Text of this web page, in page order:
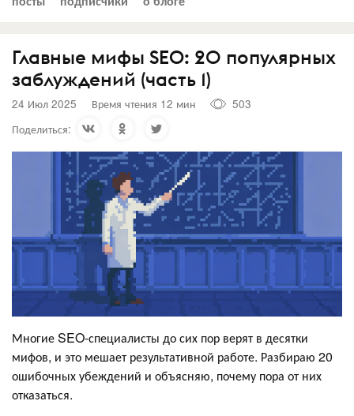
Главные мифы SEO: 20 популярных
заблуждений (часть 1)
24 Июл 2025 Время чтения 12 мин
503
Поделиться:
Многие SEO-специалисты до сих пор верят в десятки
мифов, и это мешает результативной работе. Разбираю 20
ошибочных убеждений и объясняю, почему пора от них
отказаться.